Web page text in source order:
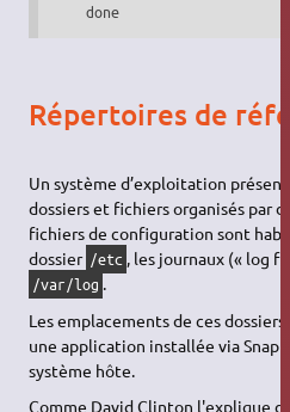
    done
Répertoires de
Un système d’exploitation
dossiers et fichiers organisés par
fichiers de configuration sont
dossier /etc , les journaux (« log
/var/log .
Les emplacements de ces
une application installée via Snap
système hôte.
Comme David Clinton l'explique